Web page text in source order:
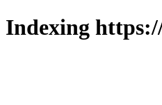
Indexing